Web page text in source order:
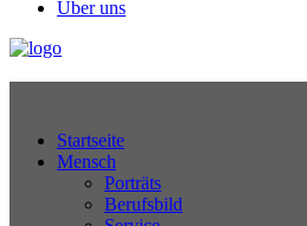
Über uns
Startseite
Mensch
Porträts
Berufsbild